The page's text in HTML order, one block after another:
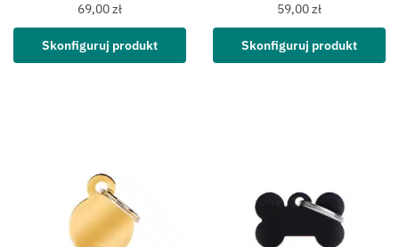
69,00zł
Skonfiguruj produkt
59,00zł
Skonfiguruj produkt